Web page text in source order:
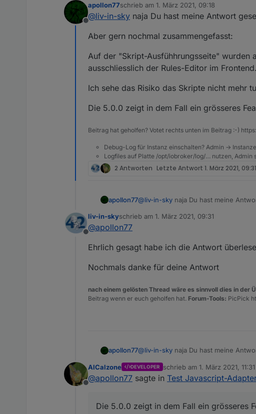
@ bluefox
Hey,
Hätten mir in den Anfangszeiten
Habe nur ein Produktivsystem.
Aber nur, wenn (voraussichtlich)
@apollon77
möchte mich dieser frage
Offline
apollon77schrieb am 1. März 2021, 09:18
zuletzt editiert von
@liv-in-sky naja Du hast meine Antwort
Aber gern nochmal zusammengefasst:
Auf der "Skript-Ausfühhrungsseite" wurden
ausschliesslich der Rules-Editor im Frontend.
Ich sehe das Risiko das Skripte nicht mehr
Die 5.0.0 zeigt in dem Fall ein grösseres
Beitrag hat geholfen? Votet rechts unten im Beitrag :-)
Debug-Log für Instanz einschalten? Admin ->
Logfiles auf Platte /opt/iobroker/log/… nutzen, Admin
2 Antworten Letzte Antwort 1. März 2021, 09:31
apollon77@liv-in-sky naja Du hast meine
Aber gern nochmal zusammengefasst:
der Rules-Editor im Frontend.
Offline
liv-in-skyschrieb am 1. März 2021, 09:31
zuletzt editiert von
@apollon77
Ehrlich gesagt habe ich die Antwort
Nochmals danke für deine Antwort
nach einem gelösten Thread wäre es sinnvoll dies in
Beitrag wenn er euch geholfen hat. Forum-Tools: PicPick
apollon77@liv-in-sky naja Du hast meine
Aber gern nochmal zusammengefasst:
Ich sehe das Risiko das Skripte nicht
Offline
AlCalzone DEVELOPER schrieb am 1. März 2021, 11:31
zuletzt editiert von
@apollon77 sagte in Test Javascript-
Die 5.0.0 zeigt in dem Fall ein grösseres